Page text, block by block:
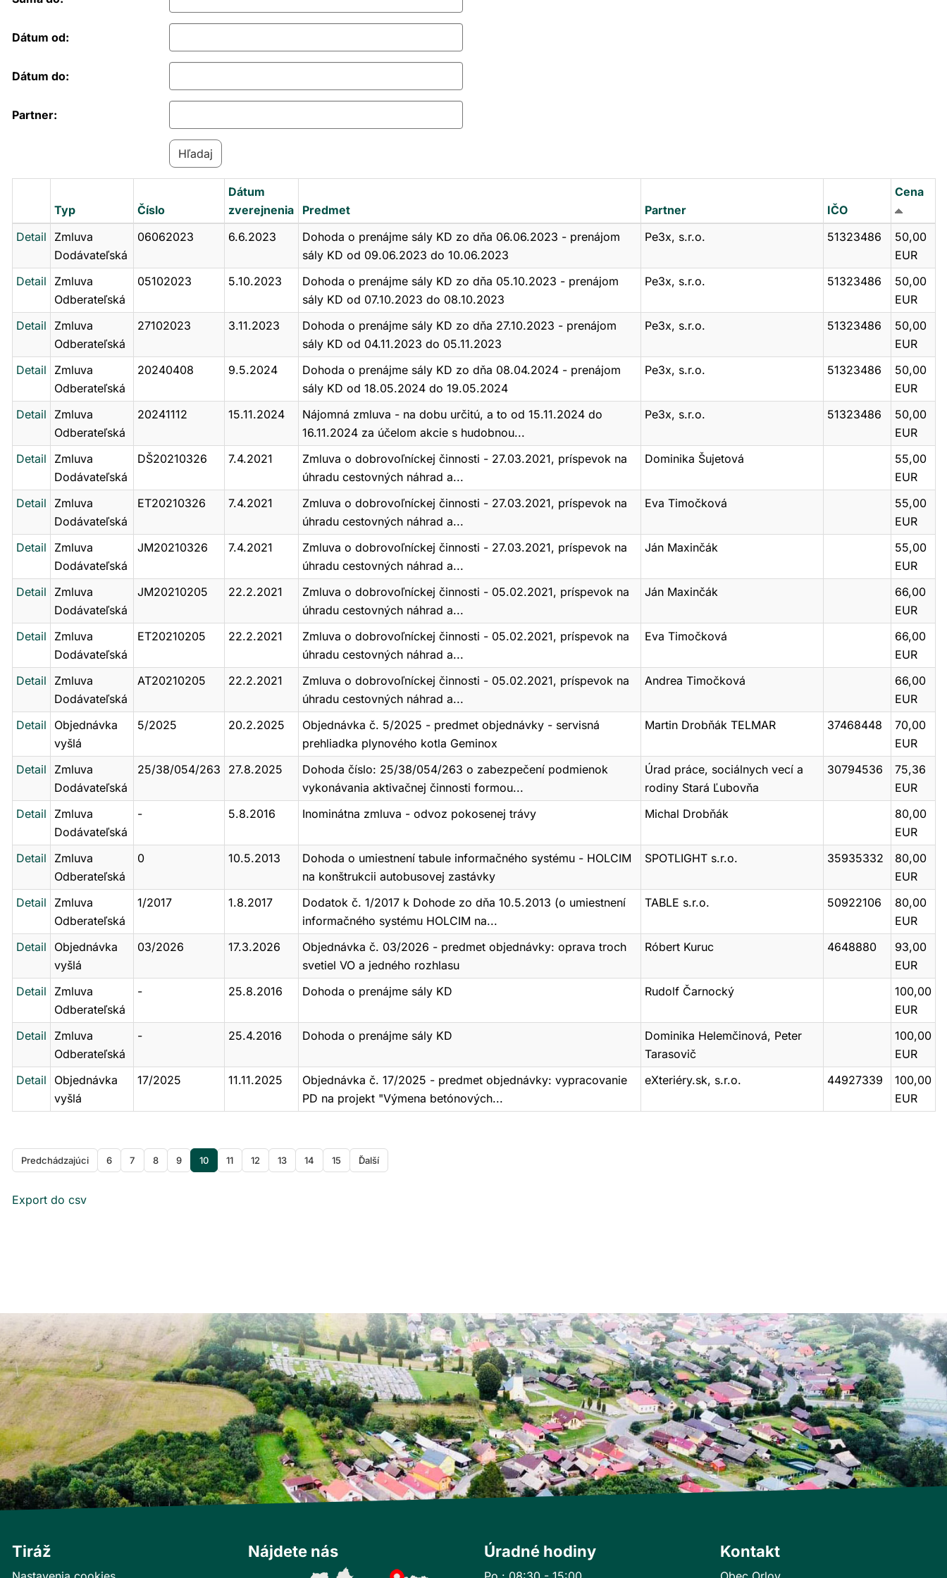
Dátum od:
Dátum do:
Partner:
Typ Číslo
Dátum
zverejnenia
Predmet Partner IČO
Cena
Detail
Zmluva
Dodávateľská
06062023 6.6.2023
Dohoda o prenájme sály KD zo dňa 06.06.2023 - prenájom
sály KD od 09.06.2023 do 10.06.2023
Pe3x, s.r.o. 51323486
50,00
EUR
Detail
Zmluva
Odberateľská
05102023 5.10.2023
Dohoda o prenájme sály KD zo dňa 05.10.2023 - prenájom
sály KD od 07.10.2023 do 08.10.2023
Pe3x, s.r.o. 51323486
50,00
EUR
Detail
Zmluva
Odberateľská
27102023 3.11.2023
Dohoda o prenájme sály KD zo dňa 27.10.2023 - prenájom
sály KD od 04.11.2023 do 05.11.2023
Pe3x, s.r.o. 51323486
50,00
EUR
Detail
Zmluva
Odberateľská
20240408 9.5.2024
Dohoda o prenájme sály KD zo dňa 08.04.2024 - prenájom
sály KD od 18.05.2024 do 19.05.2024
Pe3x, s.r.o. 51323486
50,00
EUR
Detail
Zmluva
Odberateľská
20241112 15.11.2024
Nájomná zmluva - na dobu určitú, a to od 15.11.2024 do
16.11.2024 za účelom akcie s hudobnou...
Pe3x, s.r.o. 51323486
50,00
EUR
Detail
Zmluva
Dodávateľská
DŠ20210326 7.4.2021
Zmluva o dobrovoľníckej činnosti - 27.03.2021, príspevok na
úhradu cestovných náhrad a...
Dominika Šujetová
55,00
EUR
Detail
Zmluva
Dodávateľská
ET20210326 7.4.2021
Zmluva o dobrovoľníckej činnosti - 27.03.2021, príspevok na
úhradu cestovných náhrad a...
Eva Timočková
55,00
EUR
Detail
Zmluva
Dodávateľská
JM20210326 7.4.2021
Zmluva o dobrovoľníckej činnosti - 27.03.2021, príspevok na
úhradu cestovných náhrad a...
Ján Maxinčák
55,00
EUR
Detail
Zmluva
Dodávateľská
JM20210205 22.2.2021
Zmluva o dobrovoľníckej činnosti - 05.02.2021, príspevok na
úhradu cestovných náhrad a...
Ján Maxinčák
66,00
EUR
Detail
Zmluva
Dodávateľská
ET20210205 22.2.2021
Zmluva o dobrovoľníckej činnosti - 05.02.2021, príspevok na
úhradu cestovných náhrad a...
Eva Timočková
66,00
EUR
Detail
Zmluva
Dodávateľská
AT20210205 22.2.2021
Zmluva o dobrovoľníckej činnosti - 05.02.2021, príspevok na
úhradu cestovných náhrad a...
Andrea Timočková
66,00
EUR
Detail
Objednávka
vyšlá
5/2025 20.2.2025
Objednávka č. 5/2025 - predmet objednávky - servisná
prehliadka plynového kotla Geminox
Martin Drobňák TELMAR 37468448
70,00
EUR
Detail
Zmluva
Dodávateľská
25/38/054/263 27.8.2025
Dohoda číslo: 25/38/054/263 o zabezpečení podmienok
vykonávania aktivačnej činnosti formou...
Úrad práce, sociálnych vecí a
rodiny Stará Ľubovňa
30794536
75,36
EUR
Detail
Zmluva
Dodávateľská
- 5.8.2016 Inominátna zmluva - odvoz pokosenej trávy Michal Drobňák
80,00
EUR
Detail
Zmluva
Odberateľská
0 10.5.2013
Dohoda o umiestnení tabule informačného systému - HOLCIM
na konštrukcii autobusovej zastávky
SPOTLIGHT s.r.o. 35935332
80,00
EUR
Detail
Zmluva
Odberateľská
1/2017 1.8.2017
Dodatok č. 1/2017 k Dohode zo dňa 10.5.2013 (o umiestnení
informačného systému HOLCIM na...
TABLE s.r.o. 50922106
80,00
EUR
Detail
Objednávka
vyšlá
03/2026 17.3.2026
Objednávka č. 03/2026 - predmet objednávky: oprava troch
svetiel VO a jedného rozhlasu
Róbert Kuruc 4648880
93,00
EUR
Detail
Zmluva
Odberateľská
- 25.8.2016 Dohoda o prenájme sály KD Rudolf Čarnocký
100,00
EUR
Detail
Zmluva
Odberateľská
- 25.4.2016 Dohoda o prenájme sály KD
Dominika Helemčinová, Peter
Tarasovič
100,00
EUR
Detail
Objednávka
vyšlá
17/2025 11.11.2025
Objednávka č. 17/2025 - predmet objednávky: vypracovanie
PD na projekt "Výmena betónových...
eXteriéry.sk, s.r.o. 44927339
100,00
EUR
Predchádzajúci 6 7 8 9 10 11 12 13 14 15 Ďalší
Export do csv
Tiráž Nájdete nás Úradné hodiny Kontakt